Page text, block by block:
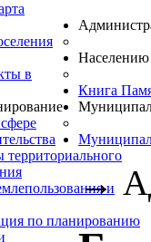
в
и
по планированию
Населению
Книга
→